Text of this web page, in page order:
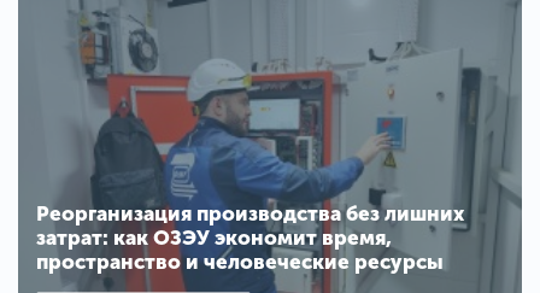
Реорганизация производства без лишних
затрат: как ОЗЭУ экономит время,
пространство и человеческие ресурсы